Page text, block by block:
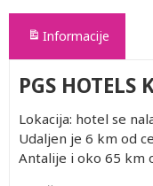
Informacije
PGS HOTELS
Lokacija: hotel se
Udaljen je 6 km od
Antalije i oko 65 km